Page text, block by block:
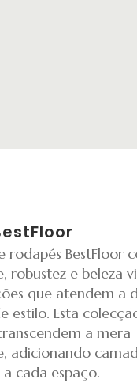
rodapés BestFloor
robustez e beleza
que atendem a
estilo. Esta
a mera
adicionando
cada espaço.